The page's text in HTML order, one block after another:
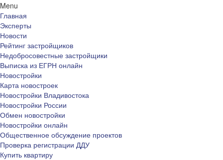
Menu
Главная
Эксперты
Новости
Рейтинг застройщиков
Недобросовестные застройщики
Выписка из ЕГРН онлайн
Новостройки
Карта новостроек
Новостройки Владивостока
Новостройки России
Обмен новостройки
Новостройки онлайн
Общественное обсуждение проектов
Проверка регистрации ДДУ
Купить квартиру